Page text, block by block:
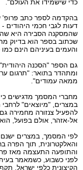
כדי שישמידו את העולם".
בהקדמה לספר כתב פרופ'
דעות לגבי חכמי
שהמסקנה הסבירה היא
שכתוב בספר הוא בדיוק
והעמים בעיניהם הינם
גם הספר "הסכנה
ומתהדר בתואר: "תרגום
ממאה עמודים".
מחברי המסמך מדגישים
במצרים, "מיוצאים"
להפעיל צנזורה מחמירה
אל-אזהר, אולם בפועל,
לפי המסמך, במצרים
והאלקטרונית, תוך הפרה
והתופעה התעצמה מאז
לפני כשבוע, כשמאמר